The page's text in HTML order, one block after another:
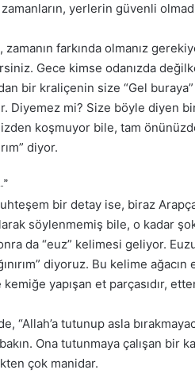
yerlerin güvenli
farkında olmanız
Gece kimse odanızda
bir kraliçenin size “Gel
Diyemez mi? Size böyle diyen
koşmuyor bile, tam
diyor.
bir detay ise, biraz
söylenmemiş bile, o kadar
da “euz” kelimesi geliyor.
diyoruz. Bu kelime
yapışan et parçasıdır,
“Allah’a tutunup asla
Ona tutunmaya çalışan bir
çok manidar.